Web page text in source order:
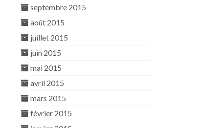
septembre 2015
août 2015
juillet 2015
juin 2015
mai 2015
avril 2015
mars 2015
février 2015